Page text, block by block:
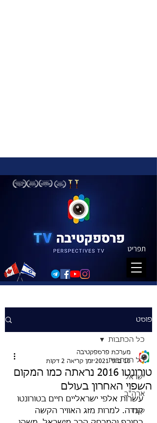
תפריט
פוסט
כל הכתבות
ישראל
ארה"ב
קנדה
כל הכתבות
טורונטו 2016 נראתה כמו המקום
השפוי האחרון בעולם
מערכת פרספקטיבה
10 ביוני 2021
זמן קריאה 2 דקות
עשרות אלפי ישראליים חיים בטורונטו
קנדה. למרות מזג האוויר הקשה